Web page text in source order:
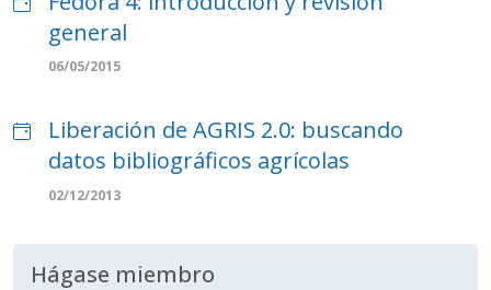
general
06/05/2015
Liberación de AGRIS 2.0: buscando
datos bibliográficos agrícolas
02/12/2013
Hágase miembro